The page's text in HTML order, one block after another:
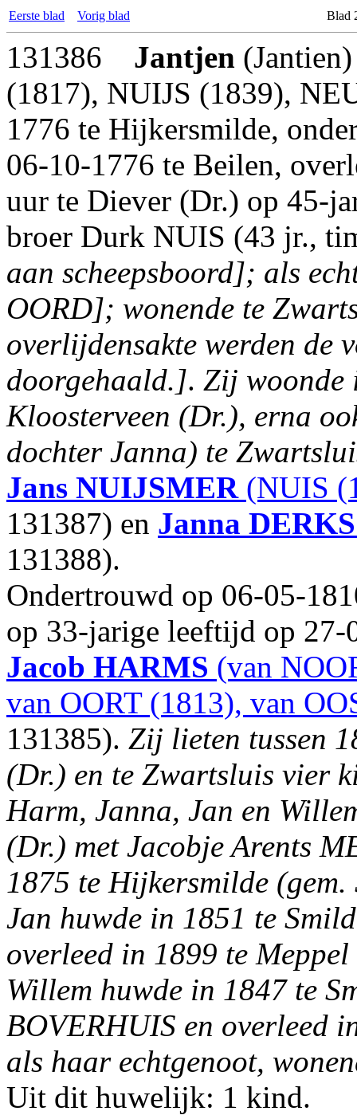
Eerste blad Vorig blad Blad
131386 Jantjen
(1817), NUIJS (1839),
1776 te Hijkersmilde,
06-10-1776 te Beilen,
uur te Diever (Dr.) op 45-
broer Durk NUIS (43 jr.,
aan scheepsboord]; als
OORD]; wonende te
overlijdensakte werden de
doorgehaald.]. Zij woonde
Kloosterveen (Dr.), erna
dochter Janna) te
Jans NUIJSMER(NUIS
131387) en Janna DERKS
131388).
Ondertrouwd op 06-05-
op 33-jarige leeftijd op 27-
Jacob HARMS (van
van OORT (1813), van
131385). Zij lieten tussen
(Dr.) en te Zwartsluis vier
Harm, Janna, Jan en
(Dr.) met Jacobje Arents
1875 te Hijkersmilde
Jan huwde in 1851 te
overleed in 1899 te
Willem huwde in 1847 te
BOVERHUIS en overleed
als haar echtgenoot,
Uit dit huwelijk: 1 kind.